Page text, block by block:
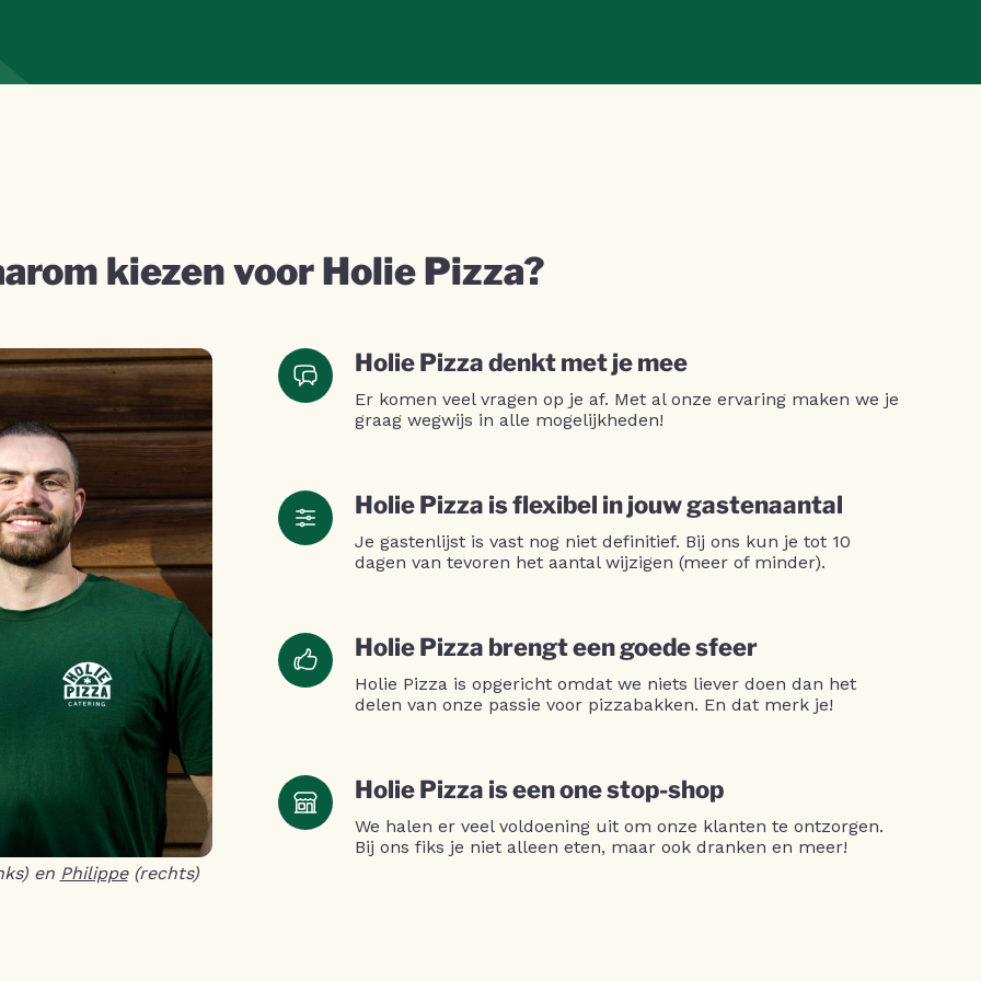
kiezen voor Holie Pizza?
Holie Pizza denkt met je mee
Er komen veel vragen op je af. Met al onze ervaring maken we je
graag wegwijs in alle mogelijkheden!
Holie Pizza is flexibel in jouw gastenaantal
Je gastenlijst is vast nog niet definitief. Bij ons kun je tot 10
dagen van tevoren het aantal wijzigen (meer of minder).
Holie Pizza brengt een goede sfeer
Holie Pizza is opgericht omdat we niets liever doen dan het
delen van onze passie voor pizzabakken. En dat merk je!
Holie Pizza is een one stop-shop
We halen er veel voldoening uit om onze klanten te ontzorgen.
Bij ons fiks je niet alleen eten, maar ook dranken en meer!
en Philippe(rechts)